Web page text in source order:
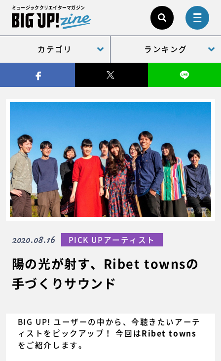
ミュージッククリエイターマガジン
カテゴリ ランキング
陽の光が射す、Ribet townsの
手づくりサウンド
2020.08.16 PICK UPアーティスト
BIG UP! ユーザーの中から、今聴きたいアーテ
ィストをピックアップ！ 今回はRibet towns
をご紹介します。